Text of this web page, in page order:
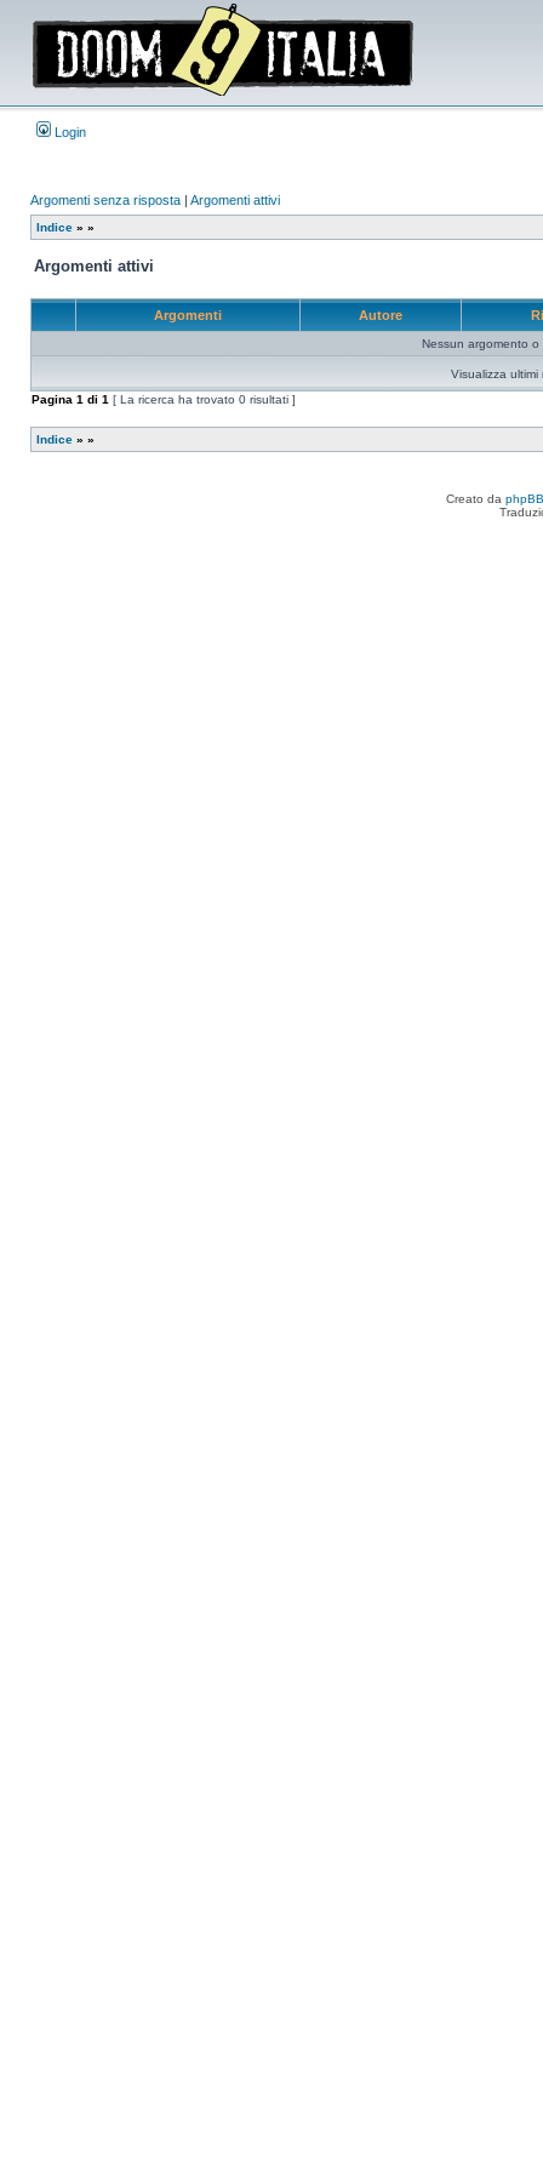
Login
Argomenti senza risposta | Argomenti attivi
Indice » »
Argomenti attivi
Argomenti Autore
Nessun argomento o
Visualizza ultimi
Pagina 1 di 1 [ La ricerca ha trovato 0 risultati ]
Indice » »
Creato da phpBB